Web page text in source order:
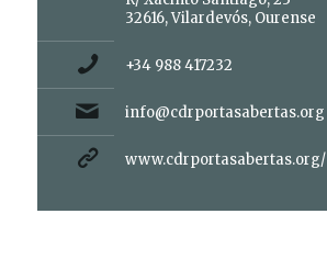
32616, Vilardevós, Ourense
+34 988 417232
info@cdrportasabertas.org
www.cdrportasabertas.org/